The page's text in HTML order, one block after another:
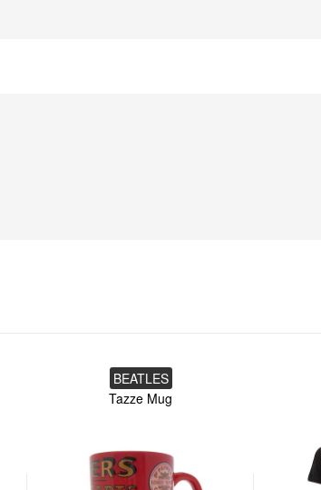
BEATLES
Tazze Mug